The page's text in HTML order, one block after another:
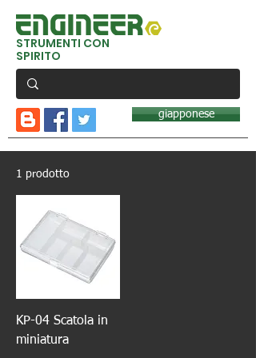
STRUMENTI CON
SPIRITO
giapponese
1 prodotto
KP-04 Scatola in
miniatura